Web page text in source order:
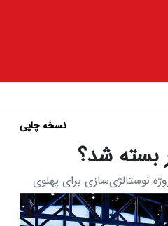
نسخه چاپی
بسته شد؟
نوستالژی‌سازی برای پهلوی